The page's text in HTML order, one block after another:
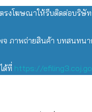
รงโฆษณาให้รีบติดต่อบริษั
จ ภาพถ่ายสินค้า บทสนทน
ด้ที่ https://